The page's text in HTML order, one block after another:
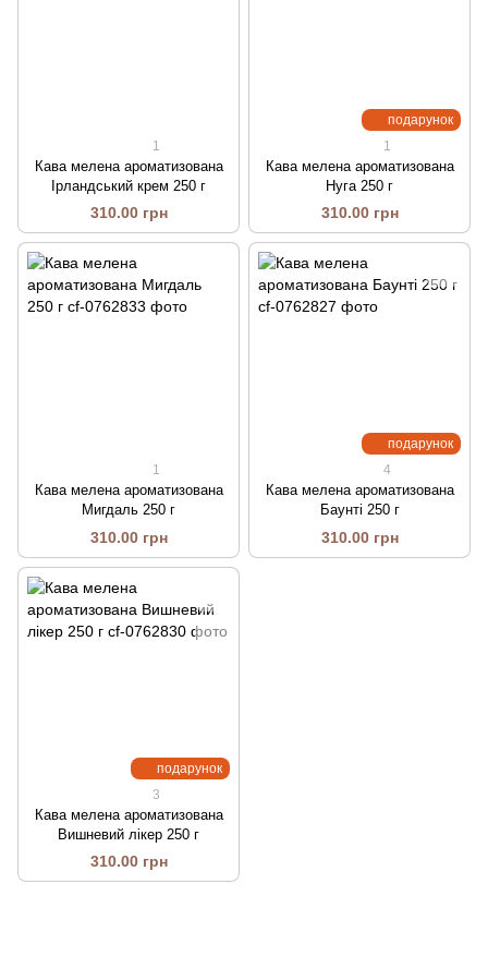
1
Кава мелена ароматизована
Ірландський крем 250 г
310.00 грн
подарунок
1
Кава мелена ароматизована
Нуга 250 г
310.00 грн
1
Кава мелена ароматизована
Мигдаль 250 г
310.00 грн
подарунок
4
Кава мелена ароматизована
Баунті 250 г
310.00 грн
подарунок
3
Кава мелена ароматизована
Вишневий лікер 250 г
310.00 грн